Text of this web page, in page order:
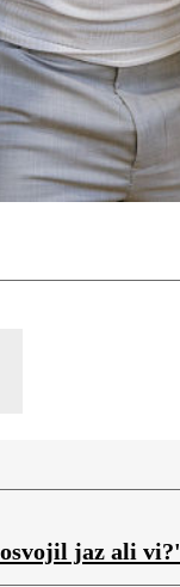
jaz ali vi?'